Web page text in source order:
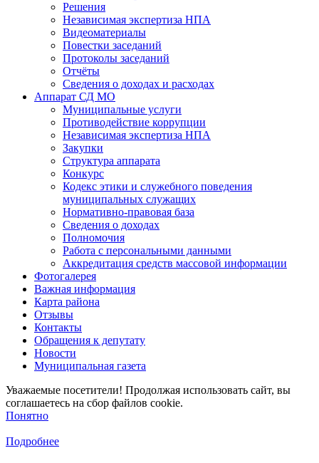
Решения
Независимая экспертиза НПА
Видеоматериалы
Повестки заседаний
Протоколы заседаний
Отчёты
Сведения о доходах и расходах
Аппарат СД МО
Муниципальные услуги
Противодействие коррупции
Независимая экспертиза НПА
Закупки
Структура аппарата
Конкурс
Кодекс этики и служебного поведения
муниципальных служащих
Нормативно-правовая база
Сведения о доходах
Полномочия
Работа с персональными данными
Аккредитация средств массовой информации
Фотогалерея
Важная информация
Карта района
Отзывы
Контакты
Обращения к депутату
Новости
Муниципальная газета
Уважаемые посетители! Продолжая использовать сайт, вы
соглашаетесь на сбор файлов cookie.
Понятно
Подробнее